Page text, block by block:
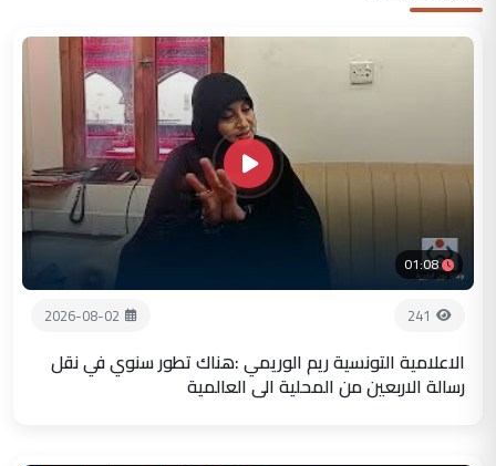
01:08
241
2026-08-02
الاعلامية التونسية ريم الوريمي :هناك تطور سنوي في نقل
رسالة الاربعين من المحلية الى العالمية